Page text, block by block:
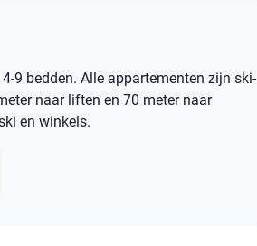
9 bedden. Alle appartementen zijn ski-
naar liften en 70 meter naar
en winkels.